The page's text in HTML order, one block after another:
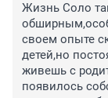
Жизнь Соло
своем опыте
детей,но
живешь с
появилось